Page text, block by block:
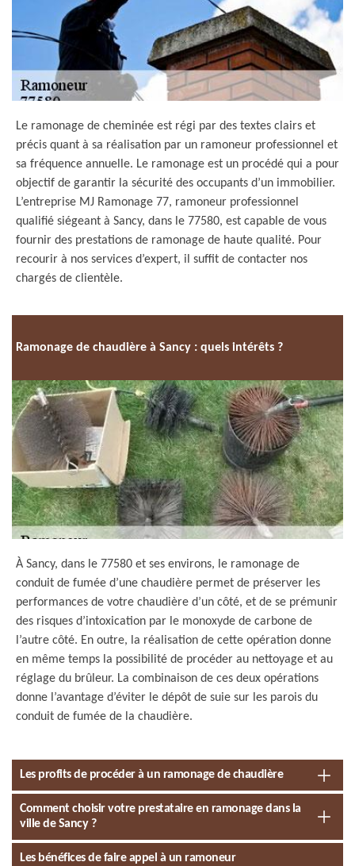
Le ramonage de cheminée est régi par des textes clairs et
précis quant à sa réalisation par un ramoneur professionnel et
sa fréquence annuelle. Le ramonage est un procédé qui a pour
objectif de garantir la sécurité des occupants d’un immobilier.
L’entreprise MJ Ramonage 77, ramoneur professionnel
qualifié siégeant à Sancy, dans le 77580, est capable de vous
fournir des prestations de ramonage de haute qualité. Pour
recourir à nos services d’expert, il suffit de contacter nos
chargés de clientèle.
Ramonage de chaudière à Sancy : quels intérêts ?
À Sancy, dans le 77580 et ses environs, le ramonage de
conduit de fumée d’une chaudière permet de préserver les
performances de votre chaudière d’un côté, et de se prémunir
des risques d’intoxication par le monoxyde de carbone de
l’autre côté. En outre, la réalisation de cette opération donne
en même temps la possibilité de procéder au nettoyage et au
réglage du brûleur. La combinaison de ces deux opérations
donne l’avantage d’éviter le dépôt de suie sur les parois du
conduit de fumée de la chaudière.
Les profits de procéder à un ramonage de chaudière
Comment choisir votre prestataire en ramonage dans la
ville de Sancy ?
Les bénéfices de faire appel à un ramoneur